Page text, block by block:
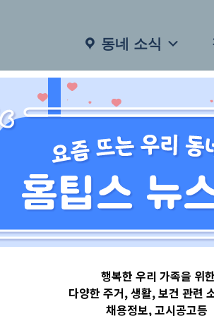
동네 소식
행복한 우리 가족을 위한
다양한 주거, 생활, 보건 관련
채용정보, 고시공고등